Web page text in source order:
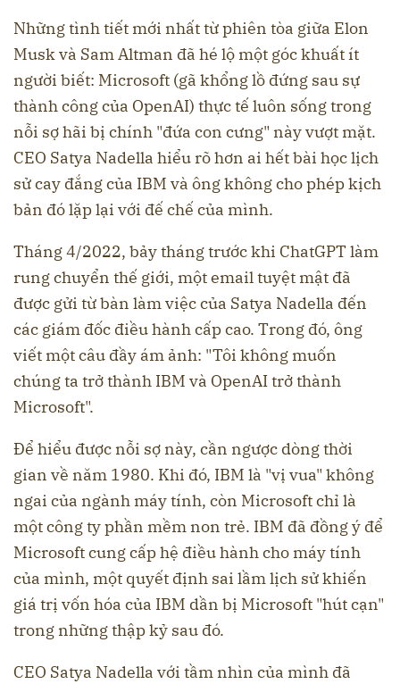
Những tình tiết mới nhất từ phiên tòa giữa Elon
Musk và Sam Altman đã hé lộ một góc khuất ít
người biết: Microsoft (gã khổng lồ đứng sau sự
thành công của OpenAI) thực tế luôn sống trong
nỗi sợ hãi bị chính "đứa con cưng" này vượt mặt.
CEO Satya Nadella hiểu rõ hơn ai hết bài học lịch
sử cay đắng của IBM và ông không cho phép kịch
bản đó lặp lại với đế chế của mình.
Tháng 4/2022, bảy tháng trước khi ChatGPT làm
rung chuyển thế giới, một email tuyệt mật đã
được gửi từ bàn làm việc của Satya Nadella đến
các giám đốc điều hành cấp cao. Trong đó, ông
viết một câu đầy ám ảnh: "Tôi không muốn
chúng ta trở thành IBM và OpenAI trở thành
Microsoft".
Để hiểu được nỗi sợ này, cần ngược dòng thời
gian về năm 1980. Khi đó, IBM là "vị vua" không
ngai của ngành máy tính, còn Microsoft chỉ là
một công ty phần mềm non trẻ. IBM đã đồng ý để
Microsoft cung cấp hệ điều hành cho máy tính
của mình, một quyết định sai lầm lịch sử khiến
giá trị vốn hóa của IBM dần bị Microsoft "hút cạn"
trong những thập kỷ sau đó.
CEO Satya Nadella với tầm nhìn của mình đã